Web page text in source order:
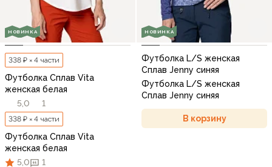
НОВИНКА
338 ₽ × 4 части
Футболка Сплав Vita
женская белая
5,0
1
338 ₽ × 4 части
Футболка Сплав Vita
женская белая
5,0
1
НОВИНКА
Футболка L/S женская
Сплав Jenny синяя
Футболка L/S женская
Сплав Jenny синяя
В корзину